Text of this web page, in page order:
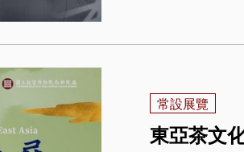
常設展覽
東亞茶文